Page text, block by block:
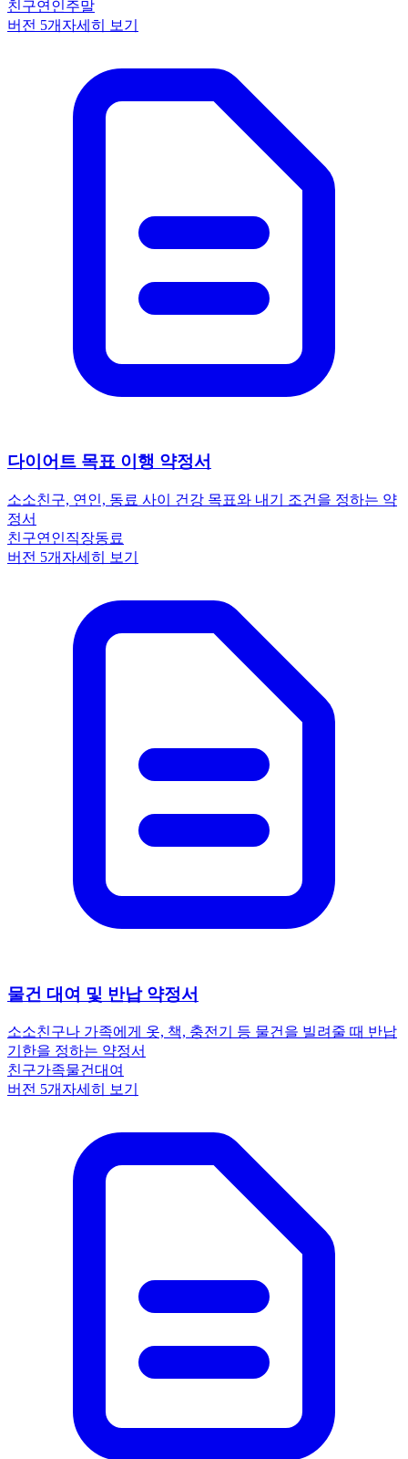
친구연인주말
버전 5개 자세히 보기
다이어트 목표 이행 약정서
소소친구, 연인, 동료 사이 건강 목표와 내기 조건을 정하는 약
정서
친구연인직장동료
버전 5개 자세히 보기
물건 대여 및 반납 약정서
소소친구나 가족에게 옷, 책, 충전기 등 물건을 빌려줄 때 반납
기한을 정하는 약정서
친구가족물건대여
버전 5개 자세히 보기